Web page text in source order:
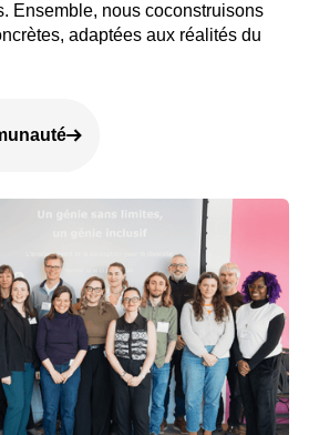
Ensemble, nous coconstruisons
adaptées aux réalités du